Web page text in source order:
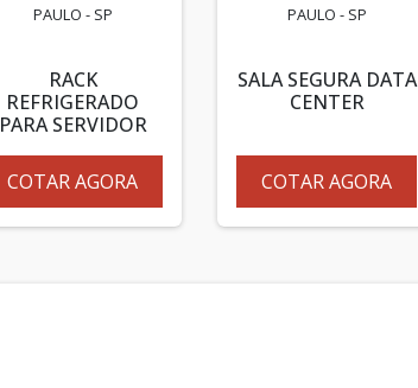
PAULO - SP
RACK
REFRIGERADO
PARA SERVIDOR
COTAR AGORA
PAULO - SP
SALA SEGURA DATA
CENTER
COTAR AGORA